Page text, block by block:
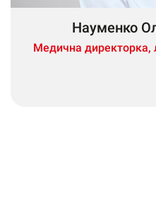
Науменко
Медична директорка,